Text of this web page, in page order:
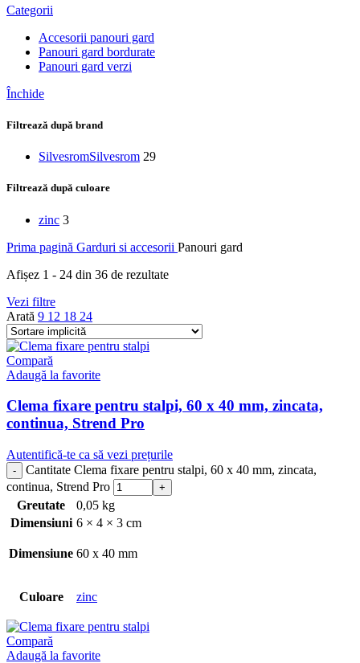
Categorii
Accesorii panouri gard
Panouri gard bordurate
Panouri gard verzi
Închide
Filtrează după brand
SilvesromSilvesrom 29
Filtrează după culoare
zinc 3
Prima pagină Garduri si accesorii Panouri gard
Afișez 1 - 24 din 36 de rezultate
Vezi filtre
Arată 9 12 18 24
Compară
Adaugă la favorite
Clema fixare pentru stalpi, 60 x 40 mm, zincata,
continua, Strend Pro
Autentifică-te ca să vezi prețurile
Cantitate Clema fixare pentru stalpi, 60 x 40 mm, zincata,
continua, Strend Pro
Greutate
0,05 kg
Dimensiuni 6 × 4 × 3 cm
Dimensiune 60 x 40 mm
Culoare zinc
Compară
Adaugă la favorite